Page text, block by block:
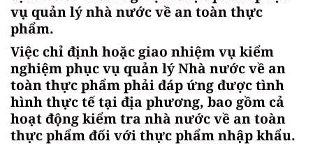
vụ quản lý nhà nước về an toàn thực
phẩm.
Việc chỉ định hoặc giao nhiệm vụ kiểm
nghiệm phục vụ quản lý Nhà nước về an
toàn thực phẩm phải đáp ứng được tình
hình thực tế tại địa phương, bao gồm cả
hoạt động kiểm tra nhà nước về an toàn
thực phẩm đối với thực phẩm nhập khẩu.